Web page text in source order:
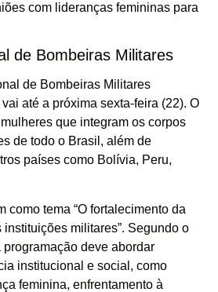
com lideranças femininas para
de Bombeiras Militares
de Bombeiras Militares
até a próxima sexta-feira (22). O
que integram os corpos
de todo o Brasil, além de
países como Bolívia, Peru,
como tema “O fortalecimento da
militares”. Segundo o
deve abordar
institucional e social, como
feminina, enfrentamento à